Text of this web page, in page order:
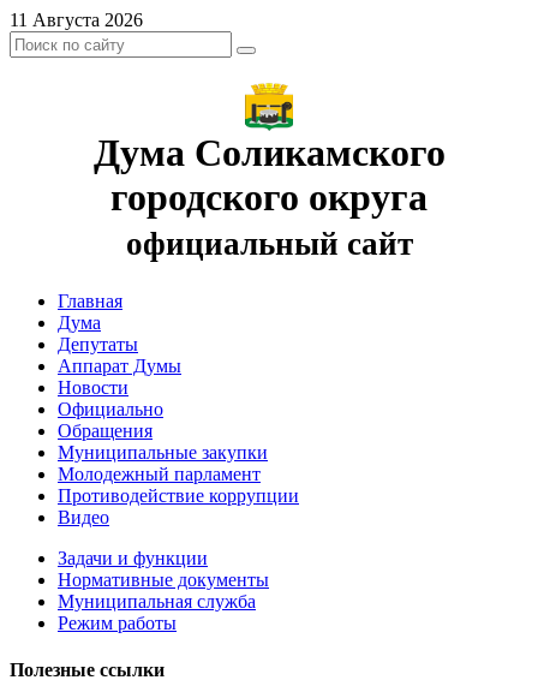
11 Августа 2026
Дума Соликамского
городского округа
официальный сайт
Главная
Дума
Депутаты
Аппарат Думы
Новости
Официально
Обращения
Муниципальные закупки
Молодежный парламент
Противодействие коррупции
Видео
Задачи и функции
Нормативные документы
Муниципальная служба
Режим работы
Полезные ссылки